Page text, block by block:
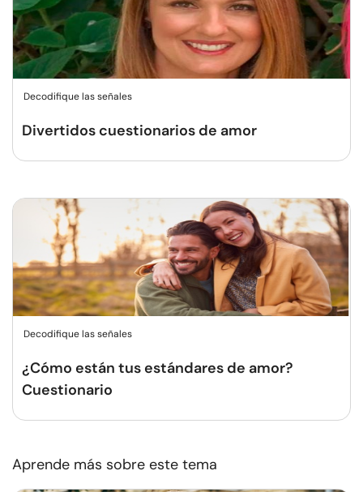
Decodifique las señales
Divertidos cuestionarios de amor
Decodifique las señales
¿Cómo están tus estándares de amor?
Cuestionario
Aprende más sobre este tema